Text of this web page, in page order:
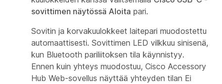
sovittimen näytössä Aloita pari.
Sovitin ja korvakuulokkeet laitepari muodostettu
automaattisesti. Sovittimen LED vilkkuu sinisenä,
kun Bluetooth pariliitoksen tila käynnistyy.
Ennen kuin yhteys muodostuu, Cisco Accessory
Hub Web-sovellus näyttää yhteyden tilan Ei